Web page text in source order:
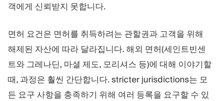
객에게 신뢰받지 못합니다.
면허 요건은 면허를 취득하려는 관할권과 고객을 위해
해제된 자산에 따라 달라집니다. 해외 면허(세인트빈센
트와 그레나딘, 마셜 제도, 모리셔스 등)에 대해 이야기할
때, 과정은 훨씬 간단합니다. stricter jurisdictions는 모
든 요구 사항을 충족하기 위해 여러 등록을 요구할 수 있